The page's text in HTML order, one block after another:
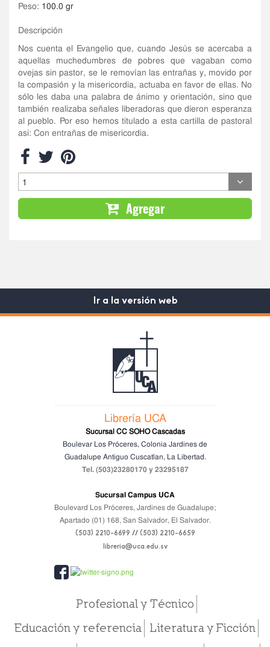
Peso: 100.0 gr
Descripción
Nos cuenta el Evangelio que, cuando Jesús se acercaba a
aquellas muchedumbres de pobres que vagaban como
ovejas sin pastor, se le removían las entrañas y, movido por
la compasión y la misericordia, actuaba en favor de ellas. No
sólo les daba una palabra de ánimo y orientación, sino que
también realizaba señales liberadoras que dieron esperanza
al pueblo. Por eso hemos titulado a esta cartilla de pastoral
asi: Con entrañas de misericordia.
Agregar
Ir a la versión web
Librería UCA
Sucursal CC SOHO Cascadas
Boulevar Los Próceres, Colonia Jardines de
GuadalupeAntiguo Cuscatlan, La Libertad.
Tel. (503)23280170 y 23295187
Sucursal Campus UCA
Boulevard Los Próceres, Jardines de Guadalupe;
Apartado (01) 168, San Salvador, El Salvador.
(503) 2210-6699 // (503) 2210-6659
libreria@uca.edu.sv
Profesional y Técnico
Educación y referencia
Literatura y Ficción